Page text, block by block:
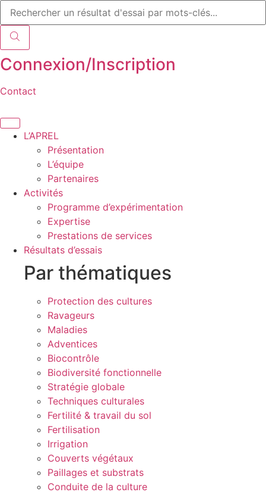
Aller
au
contenu
Recherche
de
produits
Connexion/Inscription
Contact
L’APREL
Présentation
L’équipe
Partenaires
Activités
Programme d’expérimentation
Expertise
Prestations de services
Résultats d’essais
Par thématiques
Protection des cultures
Ravageurs
Maladies
Adventices
Biocontrôle
Biodiversité fonctionnelle
Stratégie globale
Techniques culturales
Fertilité & travail du sol
Fertilisation
Irrigation
Couverts végétaux
Paillages et substrats
Conduite de la culture